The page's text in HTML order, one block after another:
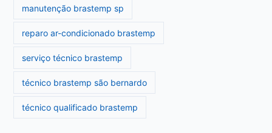
manutenção brastemp sp
reparo ar-condicionado brastemp
serviço técnico brastemp
técnico brastemp são bernardo
técnico qualificado brastemp